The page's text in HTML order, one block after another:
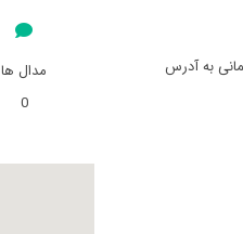
به آدرس
مدال ها
0